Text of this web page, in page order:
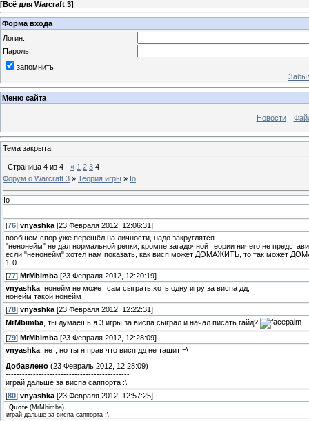
[Всё для Warcraft 3]
Форма входа
Логин:
Пароль:
запомнить
Меню сайта
Новости
Тема закрыта
Страница 4 из 4 « 1 2 3 4
Форум о Warcraft 3 » Теория игры » Io
Io
[76] vnyashka [23 Февраля 2012, 12:06:31]
вообщем спор уже перешёл на личности, надо закруглятся
"ненонейм" не дал нормальной репки, кромпе загадочной теории ничего не
если "ненонейм" хотел нам показать, как висп может ДОМАЖИТЬ, то так может
1-0
[77] MrMbimba [23 Февраля 2012, 12:20:19]
vnyashka , нонейм не может сам сыграть хоть одну игру за виспа дд,
нонейм такой нонейм
[78] vnyashka [23 Февраля 2012, 12:22:31]
MrMbimba , ты думаешь я 3 игры за виспа сыграл и начал писать гайд?
[79] MrMbimba [23 Февраля 2012, 12:28:09]
vnyashka , нет, но ты н прав что висп дд не тащит =\
Добавлено (23 Февраль 2012, 12:28:09)
---------------------------------------------
играй дальше за виспа саппорта :\
[80] vnyashka [23 Февраля 2012, 12:57:25]
Quote (MrMbimba)
играй дальше за виспа саппорта :\